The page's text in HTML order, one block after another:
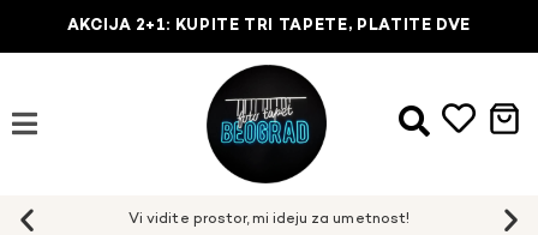
AKCIJA 2+1: KUPITE TRI TAPETE, PLATITE DVE